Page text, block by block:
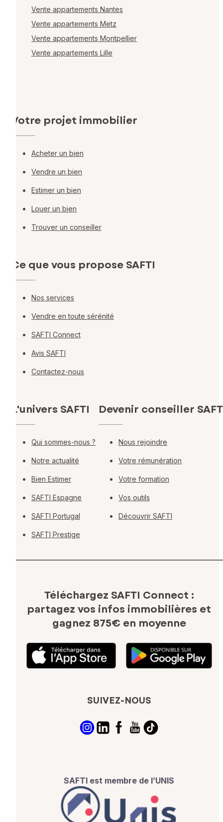
Vente appartements Nantes
Vente appartements Metz
Vente appartements Montpellier
Vente appartements Lille
Votre projet immobilier
Acheter un bien
Vendre un bien
Estimer un bien
Louer un bien
Trouver un conseiller
Ce que vous propose SAFTI
Nos services
Vendre en toute sérénité
SAFTI Connect
Avis SAFTI
Contactez-nous
L'univers SAFTI
Qui sommes-nous ?
Notre actualité
Bien Estimer
SAFTI Espagne
SAFTI Portugal
SAFTI Prestige
Devenir conseiller
Nous rejoindre
Votre rémunération
Votre formation
Vos outils
Découvrir SAFTI
Téléchargez SAFTI Connect :
partagez vos infos immobilières et
gagnez 875€ en moyenne
SUIVEZ-NOUS
SAFTI est membre de l’UNIS